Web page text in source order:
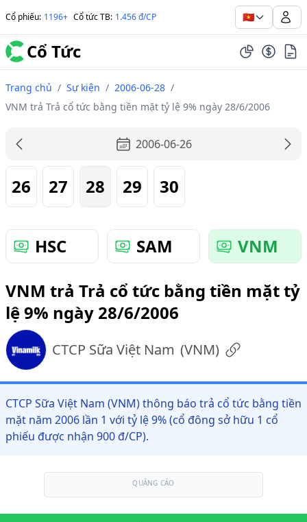
Cổ phiếu: 1196+ Cổ tức TB: 1.456 đ/CP 🇻🇳
Cổ Tức
Trang chủ / Sự kiện / 2006-06-28 /
VNM trả Trả cổ tức bằng tiền mặt tỷ lệ 9% ngày 28/6/2006
2006-06-26
26 27 28 29 30
HSC SAM
VNM
VNM trả Trả cổ tức bằng tiền mặt tỷ
lệ 9% ngày 28/6/2006
CTCP Sữa Việt Nam (VNM)
CTCP Sữa Việt Nam (VNM) thông báo trả cổ tức bằng tiền
mặt năm 2006 lần 1 với tỷ lệ 9% (cổ đông sở hữu 1 cổ
phiếu được nhận 900 đ/CP).
QUẢNG CÁO